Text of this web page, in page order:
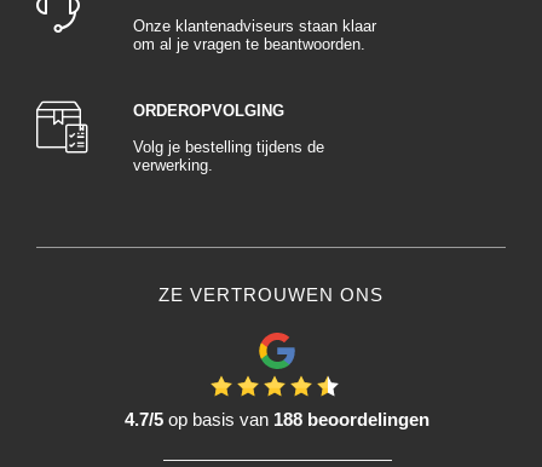
Onze klantenadviseurs staan klaar
om al je vragen te beantwoorden.
ORDEROPVOLGING
Volg je bestelling tijdens de
verwerking.
ZE VERTROUWEN ONS
4.7/5 op basis van 188 beoordelingen